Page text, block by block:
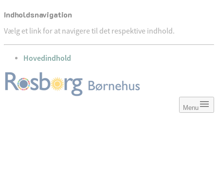
Indholdsnavigation
Vælg et link for at navigere til det respektive indhold.
gå til
Hovedindhold
Menu